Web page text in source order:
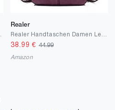
Realer
38.99 € 44.99
Amazon